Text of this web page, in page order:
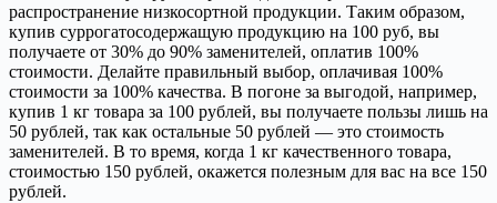
распространение низкосортной продукции. Таким образом,
купив суррогатосодержащую продукцию на 100 руб, вы
получаете от 30% до 90% заменителей, оплатив 100%
стоимости. Делайте правильный выбор, оплачивая 100%
стоимости за 100% качества. В погоне за выгодой, например,
купив 1 кг товара за 100 рублей, вы получаете пользы лишь на
50 рублей, так как остальные 50 рублей — это стоимость
заменителей. В то время, когда 1 кг качественного товара,
стоимостью 150 рублей, окажется полезным для вас на все 150
рублей.